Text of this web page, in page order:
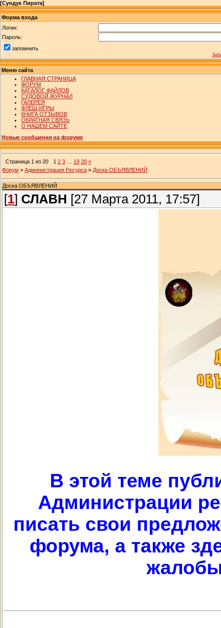
[Сундук Пирата]
Форма входа
Логин:
Пароль:
запомнить
Меню сайта
ГЛАВНАЯ СТРАНИЦА
ФОРУМ
КАТАЛОГ ФАЙЛОВ
СУДОВОЙ ЖУРНАЛ
ГАЛЕРЕЯ
ФЛЕШ-ИГРЫ
КНИГА ОТЗЫВОВ
ОБРАТНАЯ СВЯЗЬ
О НАШЕМ САЙТЕ
Новые сообщения на форуме
Страница 1 из 20 1 2 3 19 20 »
Форум » Администрация Ресурса » Доска ОБЪЯВЛЕНИЙ
Доска ОБЪЯВЛЕНИЙ
[1] СЛАВН [27 Марта 2011, 17:57]
В этой теме
Администрации
писать свои
форума, а также